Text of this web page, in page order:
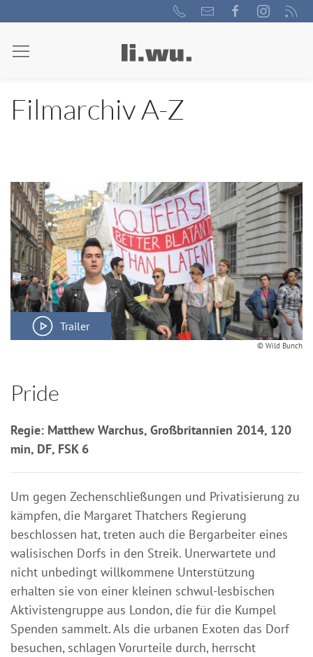
Filmarchiv A-Z
Trailer
© Wild Bunch
Pride
Regie: Matthew Warchus, Großbritannien 2014, 120
min, DF, FSK 6
Um gegen Zechenschließungen und Privatisierung zu
kämpfen, die Margaret Thatchers Regierung
beschlossen hat, treten auch die Bergarbeiter eines
walisischen Dorfs in den Streik. Unerwartete und
nicht unbedingt willkommene Unterstützung
erhalten sie von einer kleinen schwul-lesbischen
Aktivistengruppe aus London, die für die Kumpel
Spenden sammelt. Als die urbanen Exoten das Dorf
besuchen, schlagen Vorurteile durch, herrscht